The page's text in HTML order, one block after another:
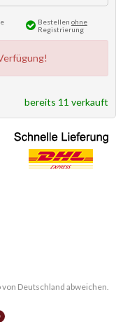
Bestellen ohne
Registrierung
bereits 11 verkauft
Deutschland abweichen.